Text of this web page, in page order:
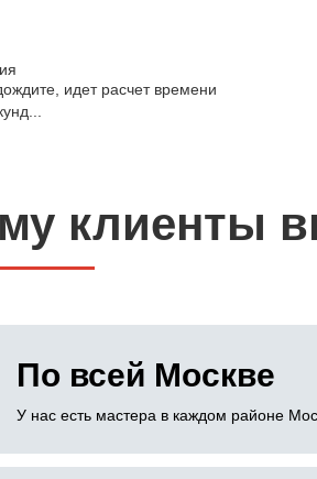
идет расчет времени
клиенты
По всей Москве
У нас есть мастера в каждом районе